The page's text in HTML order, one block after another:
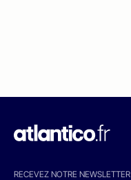
RECEVEZ NOTRE NEWSLETTER